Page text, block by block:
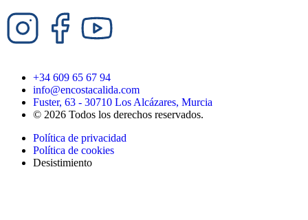
+34 609 65 67 94
info@encostacalida.com
Fuster, 63 - 30710 Los Alcázares, Murcia
© 2026 Todos los derechos reservados.
Política de privacidad
Política de cookies
Desistimiento